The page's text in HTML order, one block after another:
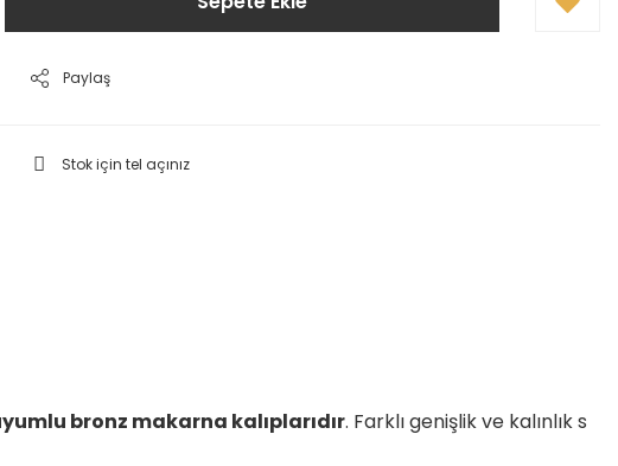
Paylaş
Stok için tel açınız
bronz makarna kalıplarıdır. Farklı genişlik ve kalınlık s